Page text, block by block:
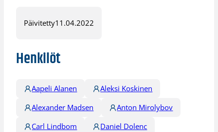
Päivitetty11.04.2022
Henkilöt
Aapeli Alanen
Aleksi Koskinen
Alexander Madsen
Anton Mirolybov
Carl Lindbom
Daniel Dolenc